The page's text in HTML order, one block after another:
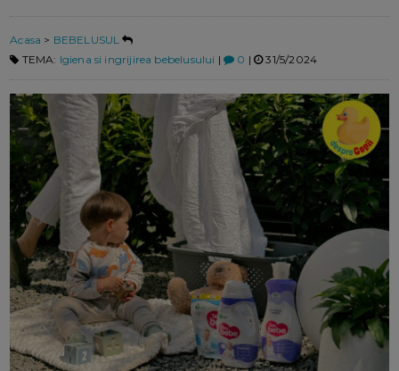
Acasa > BEBELUSUL
TEMA: Igiena si ingrijirea bebelusului | 0 | 31/5/2024